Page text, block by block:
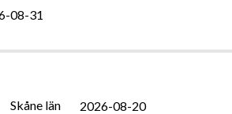
08-31
Skåne län 2026-08-20